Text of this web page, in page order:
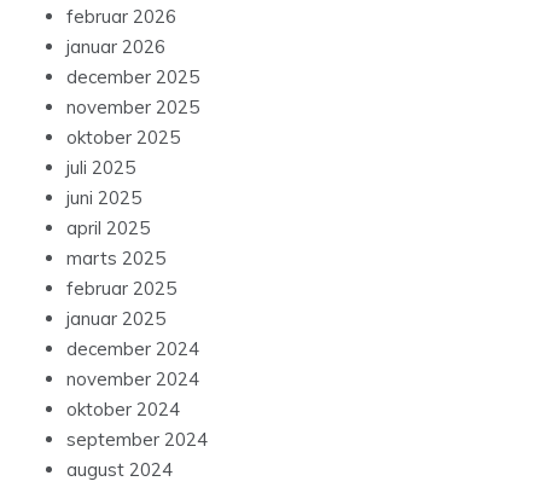
februar 2026
januar 2026
december 2025
november 2025
oktober 2025
juli 2025
juni 2025
april 2025
marts 2025
februar 2025
januar 2025
december 2024
november 2024
oktober 2024
september 2024
august 2024